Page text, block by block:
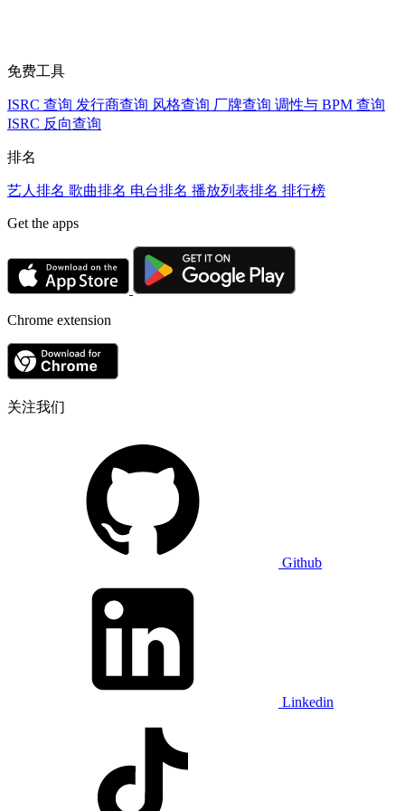
免费工具
ISRC 查询 发行商查询 风格查询 厂牌查询 调性与 BPM 查询
ISRC 反向查询
排名
艺人排名 歌曲排名 电台排名 播放列表排名 排行榜
Get the apps
Chrome extension
关注我们
Github
Linkedin